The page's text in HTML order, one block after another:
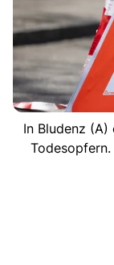
In Bludenz